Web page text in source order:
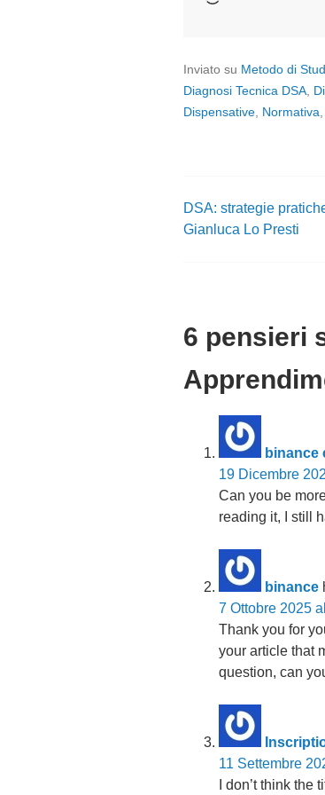
Inviato su Metodo di
Diagnosi Tecnica DSA,
Dispensative, Normativa,
DSA: strategie
Gianluca Lo Presti
6 pensieri
binance
19 Dicembre
Can you be
reading it, I still
binance
7 Ottobre 2025
Thank you for
your article that
question, can
11 Settembre
I don’t think